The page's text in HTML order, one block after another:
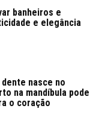
banheiros e
e elegância
nasce no
na mandíbula pode
o coração